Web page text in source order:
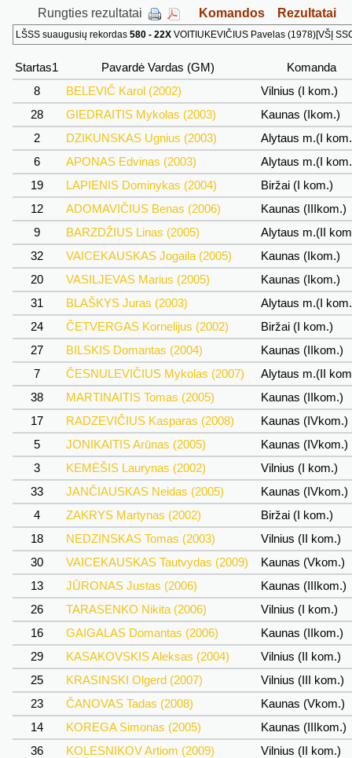
Rungties rezultatai Komandos Rezultatai
LŠSS suaugusių rekordas 580 - 22X VOITIUKEVIČIUS Pavelas (1978)[VŠĮ
Startas1 Pavardė Vardas (GM)
Komanda
8
BELEVIČ Karol (2002)
Vilnius (I kom.)
28
GIEDRAITIS Mykolas (2003)
Kaunas (Ikom.)
2
DZIKUNSKAS Ugnius (2003)
Alytaus m.(I
6
APONAS Edvinas (2003)
Alytaus m.(I
19
LAPIENIS Dominykas (2004)
Biržai (I kom.)
12
ADOMAVIČIUS Benas (2006)
Kaunas (IIIkom.)
9
BARZDŽIUS Linas (2005)
Alytaus m.(II
32
VAICEKAUSKAS Jogaila (2005)
Kaunas (Ikom.)
20
VASILJEVAS Marius (2005)
Kaunas (Ikom.)
31
BLAŠKYS Juras (2003)
Alytaus m.(I
24
ČETVERGAS Kornelijus (2002)
Biržai (I kom.)
27
BILSKIS Domantas (2004)
Kaunas (IIkom.)
7
ČESNULEVIČIUS Mykolas (2007)
Alytaus m.(II
38
MARTINAITIS Tomas (2005)
Kaunas (IIkom.)
17
RADZEVIČIUS Kasparas (2008)
Kaunas (IVkom.)
5
JONIKAITIS Arūnas (2005)
Kaunas (IVkom.)
3
KEMĖŠIS Laurynas (2002)
Vilnius (I kom.)
33
JANČIAUSKAS Neidas (2005)
Kaunas (IVkom.)
4
ZAKRYS Martynas (2002)
Biržai (I kom.)
18
NEDZINSKAS Tomas (2003)
Vilnius (II kom.)
30
VAICEKAUSKAS Tautvydas (2009)
Kaunas (Vkom.)
13
JŪRONAS Justas (2006)
Kaunas (IIIkom.)
26
TARASENKO Nikita (2006)
Vilnius (I kom.)
16
GAIGALAS Domantas (2006)
Kaunas (IIkom.)
29
KASAKOVSKIS Aleksas (2004)
Vilnius (II kom.)
25
KRASINSKI Olgerd (2007)
Vilnius (III kom.)
23
ČANOVAS Tadas (2008)
Kaunas (Vkom.)
14
KOREGA Simonas (2005)
Kaunas (IIIkom.)
36
KOLESNIKOV Artiom (2009)
Vilnius (II kom.)